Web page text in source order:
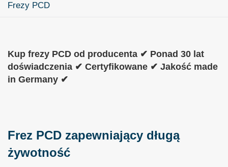
Frezy PCD
Kup frezy PCD od producenta ✔ Ponad 30 lat
doświadczenia ✔ Certyfikowane ✔ Jakość made
in Germany ✔
Frez PCD zapewniający długą
żywotność